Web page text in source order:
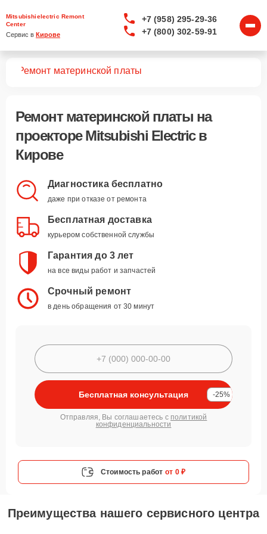
Mitsubishielectric Remont
Center
Сервис в Кирове
+7 (958) 295-29-36
+7 (800) 302-59-91
Ремонт материнской платы
Ремонт материнской платы на
проекторе Mitsubishi Electric в
Кирове
Диагностика бесплатно
даже при отказе от ремонта
Бесплатная доставка
курьером собственной службы
Гарантия до 3 лет
на все виды работ и запчастей
Срочный ремонт
в день обращения от 30 минут
Бесплатная консультация -25%
Отправляя, Вы соглашаетесь с политикой
конфиденциальности
Стоимость работ от 0 ₽
Преимущества нашего сервисного центра